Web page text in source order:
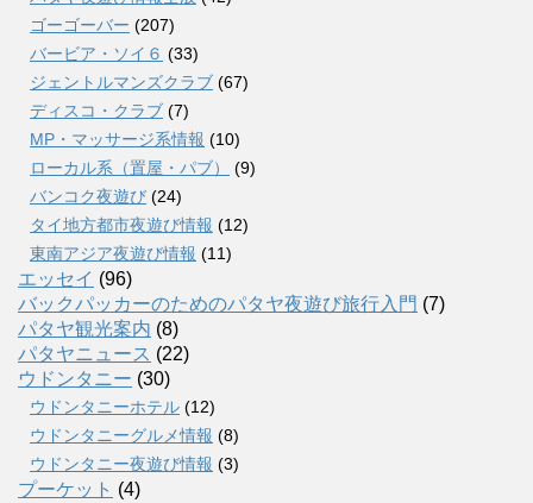
ゴーゴーバー (207)
バービア・ソイ６ (33)
ジェントルマンズクラブ (67)
ディスコ・クラブ (7)
MP・マッサージ系情報 (10)
ローカル系（置屋・パブ）
(9)
バンコク夜遊び (24)
タイ地方都市夜遊び情報 (12)
東南アジア夜遊び情報 (11)
エッセイ (96)
バックパッカーのためのパタヤ夜遊び旅行入門 (7)
パタヤ観光案内 (8)
パタヤニュース (22)
ウドンタニー (30)
ウドンタニーホテル (12)
ウドンタニーグルメ情報 (8)
ウドンタニー夜遊び情報 (3)
プーケット (4)